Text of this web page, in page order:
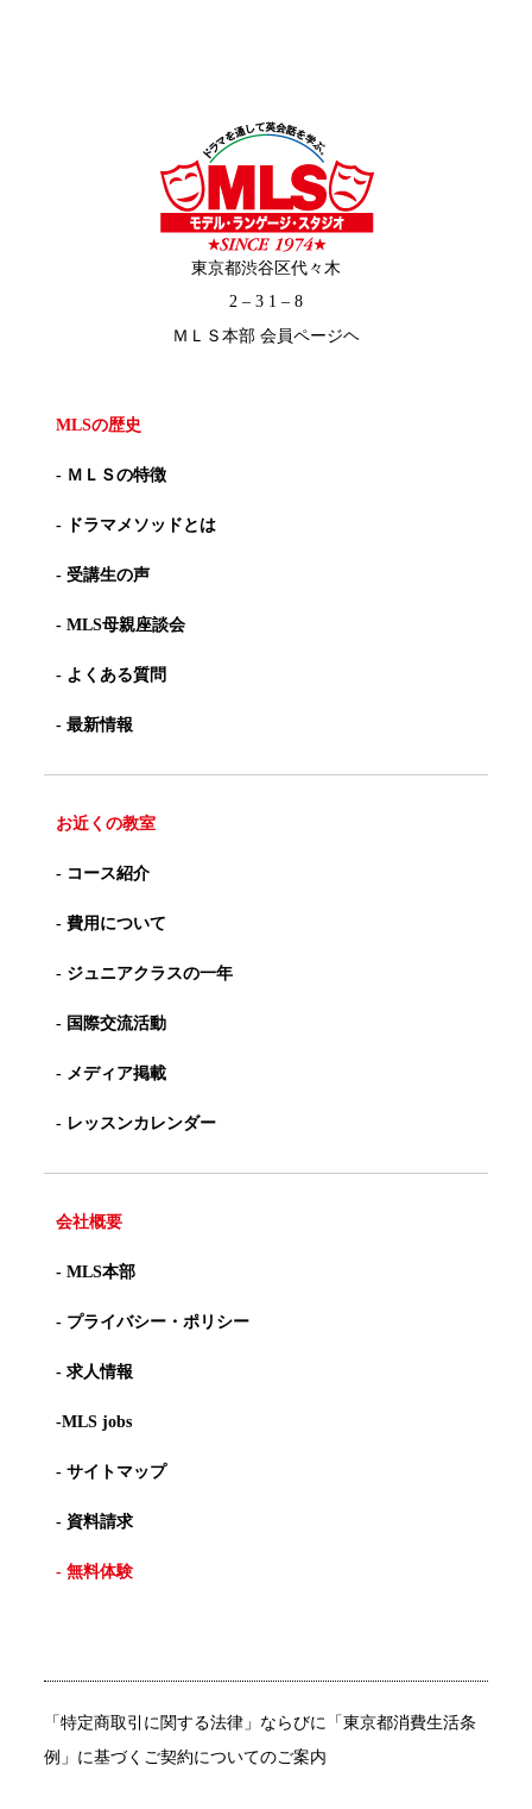
東京都渋谷区代々木
2 – 3 1 – 8
ＭＬＳ本部 会員ページヘ
MLSの歴史
- ＭＬＳの特徴
- ドラマメソッドとは
- 受講生の声
- MLS母親座談会
- よくある質問
- 最新情報
お近くの教室
- コース紹介
- 費用について
- ジュニアクラスの一年
- 国際交流活動
- メディア掲載
- レッスンカレンダー
会社概要
- MLS本部
- プライバシー・ポリシー
- 求人情報
-MLS jobs
- サイトマップ
- 資料請求
- 無料体験
「特定商取引に関する法律」ならびに「東京都消費生活条
例」に基づくご契約についてのご案内